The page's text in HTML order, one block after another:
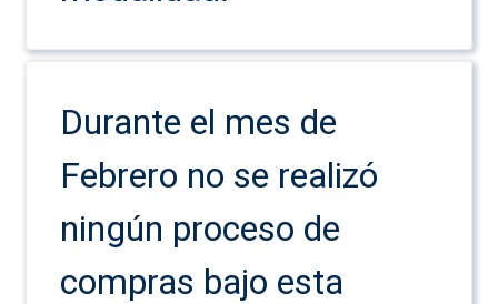
Durante el mes de
Febrero no se realizó
ningún proceso de
compras bajo esta